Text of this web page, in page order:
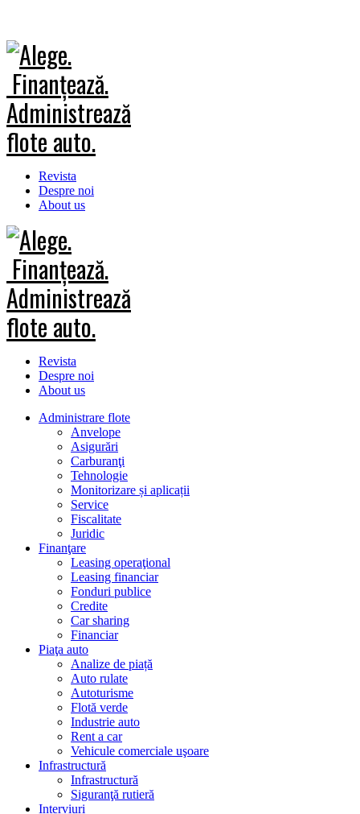
Revista
Despre noi
About us
Revista
Despre noi
About us
Administrare flote
Anvelope
Asigurări
Carburanţi
Tehnologie
Monitorizare și aplicații
Service
Fiscalitate
Juridic
Finanţare
Leasing operaţional
Leasing financiar
Fonduri publice
Credite
Car sharing
Financiar
Piaţa auto
Analize de piață
Auto rulate
Autoturisme
Flotă verde
Industrie auto
Rent a car
Vehicule comerciale uşoare
Infrastructură
Infrastructură
Siguranţă rutieră
Interviuri